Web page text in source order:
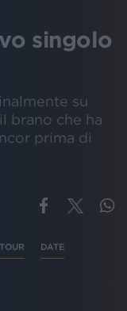
singolo
su
brano che ha
prima di
TOUR DATE